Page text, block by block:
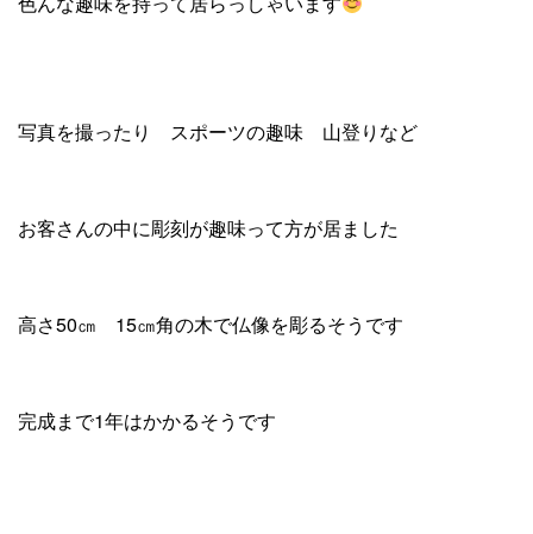
写真を撮ったり スポーツの趣味 山登りなど
お客さんの中に彫刻が趣味って方が居ました
高さ50㎝ 15㎝角の木で仏像を彫るそうです
完成まで1年はかかるそうです